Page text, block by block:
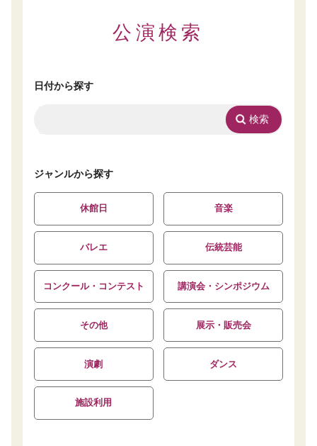
公演検索
日付から探す
ジャンルから探す
休館日 音楽
バレエ 伝統芸能
コンクール・コンテスト 講演会・シンポジウム
その他 展示・販売会
演劇 ダンス
施設利用